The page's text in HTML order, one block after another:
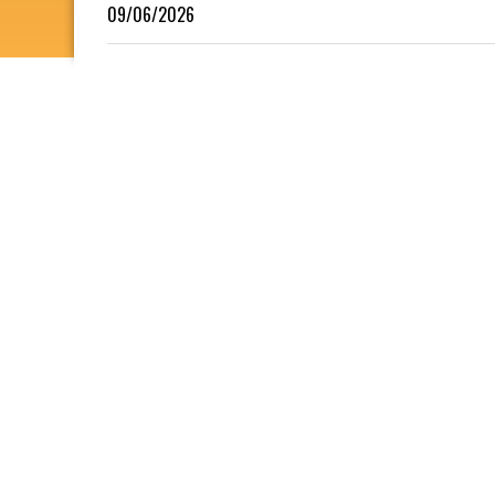
09/06/2026